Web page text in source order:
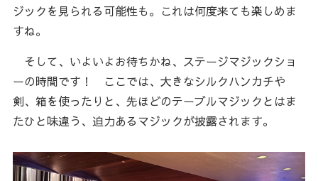
ジックを見られる可能性も。これは何度来ても楽しめま
すね。
そして、いよいよお待ちかね、ステージマジックショ
ーの時間です！ ここでは、大きなシルクハンカチや
剣、箱を使ったりと、先ほどのテーブルマジックとはま
たひと味違う、迫力あるマジックが披露されます。